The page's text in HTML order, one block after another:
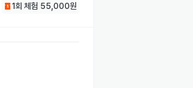
1회 체험 55,000원